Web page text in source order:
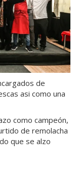
de
asi como una
como campeón,
de remolacha
que se alzo